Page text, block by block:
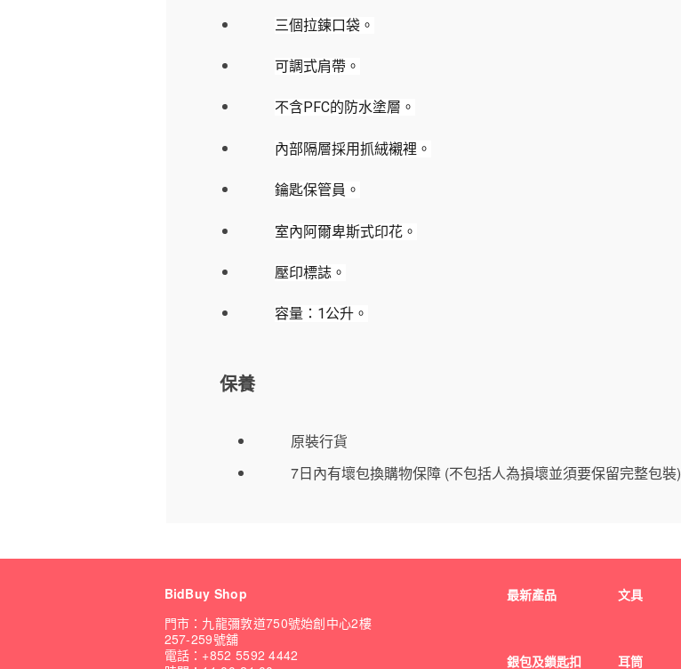
三個拉鍊口袋。
可調式肩帶。
不含PFC的防水塗層。
內部隔層採用抓絨襯裡。
鑰匙保管員。
室內阿爾卑斯式印花。
壓印標誌。
容量：1公升。
保養
原裝行貨
7日內有壞包換購物保障 (不包括人為損壞並須要保留完整包裝)
BidBuy Shop
門市：九龍彌敦道750號始創中心2樓
257-259號舖
電話：+852 5592 4442
最新產品 文具
銀包及鎖匙扣 耳筒